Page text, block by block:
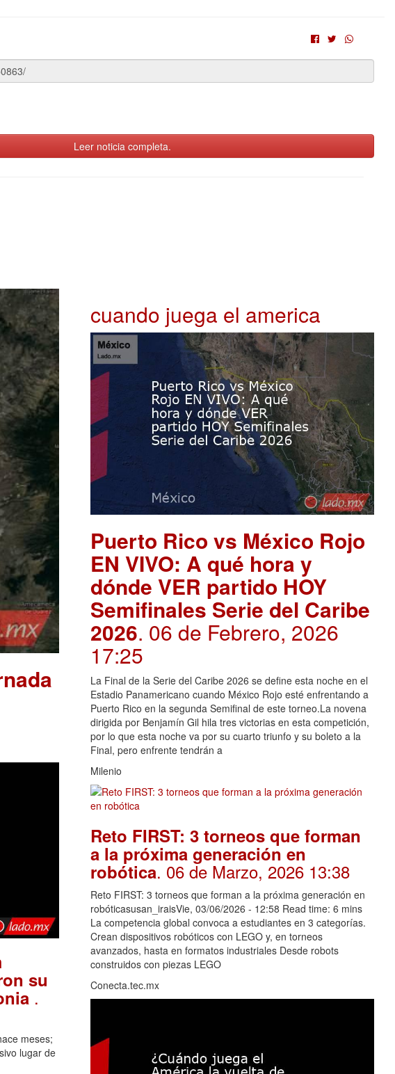
Leer noticia completa.
su
.
meses;
lugar de
cuando juega el america
Puerto Rico vs México Rojo
EN VIVO: A qué hora y
dónde VER partido HOY
Semifinales Serie del Caribe
2026. 06 de Febrero, 2026
17:25
La Final de la Serie del Caribe 2026 se define esta noche en el
Estadio Panamericano cuando México Rojo esté enfrentando a
Puerto Rico en la segunda Semifinal de este torneo.La novena
dirigida por Benjamín Gil hila tres victorias en esta competición,
por lo que esta noche va por su cuarto triunfo y su boleto a la
Final, pero enfrente tendrán a
Milenio
Reto FIRST: 3 torneos que forman
a la próxima generación en
robótica. 06 de Marzo, 2026 13:38
Reto FIRST: 3 torneos que forman a la próxima generación en
robóticasusan_iraisVie, 03/06/2026 - 12:58 Read time: 6 mins
La competencia global convoca a estudiantes en 3 categorías.
Crean dispositivos robóticos con LEGO y, en torneos
avanzados, hasta en formatos industriales Desde robots
construidos con piezas LEGO
Conecta.tec.mx